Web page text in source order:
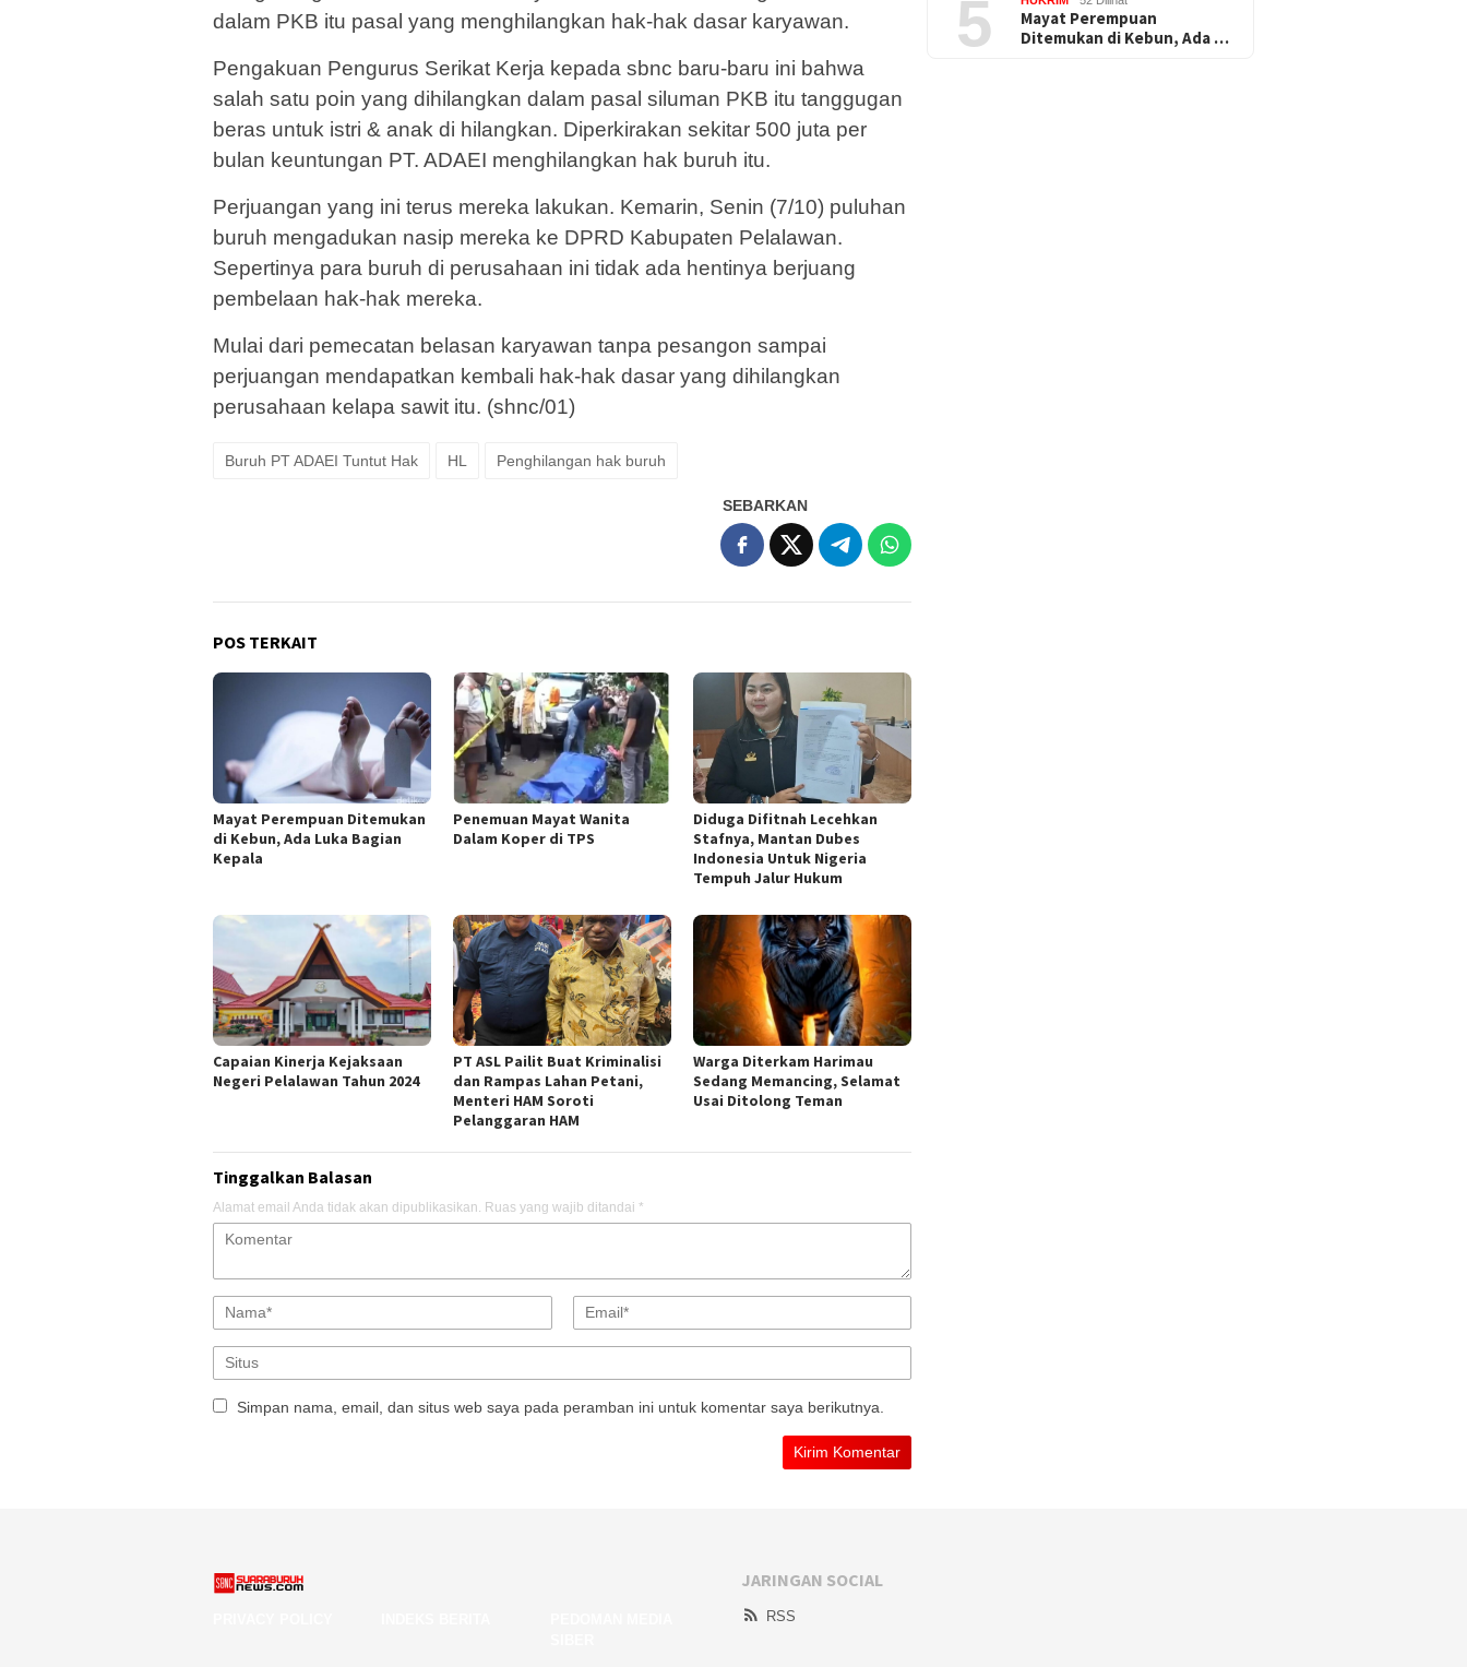
dalam PKB itu pasal yang menghilangkan hak-hak dasar karyawan.
Pengakuan Pengurus Serikat Kerja kepada sbnc baru-baru ini bahwa
salah satu poin yang dihilangkan dalam pasal siluman PKB itu tanggugan
beras untuk istri & anak di hilangkan. Diperkirakan sekitar 500 juta per
bulan keuntungan PT. ADAEI menghilangkan hak buruh itu.
Perjuangan yang ini terus mereka lakukan. Kemarin, Senin (7/10) puluhan
buruh mengadukan nasip mereka ke DPRD Kabupaten Pelalawan.
Sepertinya para buruh di perusahaan ini tidak ada hentinya berjuang
pembelaan hak-hak mereka.
Mulai dari pemecatan belasan karyawan tanpa pesangon sampai
perjuangan mendapatkan kembali hak-hak dasar yang dihilangkan
perusahaan kelapa sawit itu. (shnc/01)
Buruh PT ADAEI Tuntut Hak HL Penghilangan hak buruh
SEBARKAN
POS TERKAIT
Mayat Perempuan Ditemukan
di Kebun, Ada Luka Bagian
Kepala
Penemuan Mayat Wanita
Dalam Koper di TPS
Diduga Difitnah Lecehkan
Stafnya, Mantan Dubes
Indonesia Untuk Nigeria
Tempuh Jalur Hukum
Capaian Kinerja Kejaksaan
Negeri Pelalawan Tahun 2024
PT ASL Pailit Buat Kriminalisi
dan Rampas Lahan Petani,
Menteri HAM Soroti
Pelanggaran HAM
Warga Diterkam Harimau
Sedang Memancing, Selamat
Usai Ditolong Teman
Tinggalkan Balasan
Alamat email Anda tidak akan dipublikasikan. Ruas yang wajib ditandai *
Simpan nama, email, dan situs web saya pada peramban ini untuk komentar saya berikutnya.
5
Mayat Perempuan
Ditemukan di Kebun, Ada …
JARINGAN SOCIAL
RSS